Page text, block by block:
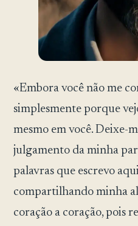
«Embora você não me
simplesmente porque
mesmo em você. Deixe-
julgamento da minha
palavras que escrevo
compartilhando minha
coração a coração, pois